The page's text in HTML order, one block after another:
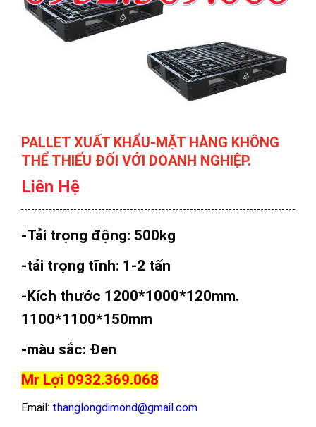
PALLET XUẤT KHẨU-MẶT HÀNG KHÔNG
THỂ THIẾU ĐỐI VỚI DOANH NGHIỆP.
Liên Hệ
-Tải trọng động: 500kg
-tải trọng tĩnh: 1-2 tấn
-Kích thước 1200*1000*120mm.
1100*1100*150mm
-màu sắc: Đen
Mr Lợi 0932.369.068
Email: thanglongdimond@gmail.com